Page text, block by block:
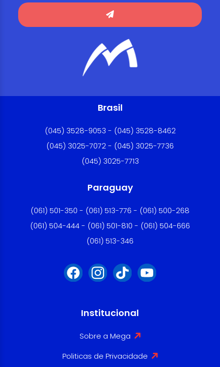
Brasil
(045) 3528-9053 - (045) 3528-8462
(045) 3025-7072 - (045) 3025-7736
(045) 3025-7713
Paraguay
(061) 501-350 - (061) 513-776 - (061) 500-268
(061) 504-444 - (061) 501-810 - (061) 504-666
(061) 513-346
Institucional
Sobre a Mega
Politicas de Privacidade